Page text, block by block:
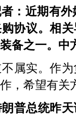
者：近期有
协议。相
备之一。中
属实。作
，希望有
普总统昨